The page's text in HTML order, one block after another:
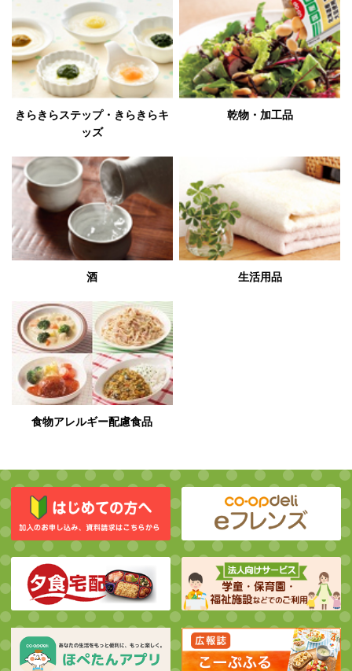
きらきらステップ・きらきらキ
ッズ
乾物・加工品
酒 生活用品
食物アレルギー配慮食品